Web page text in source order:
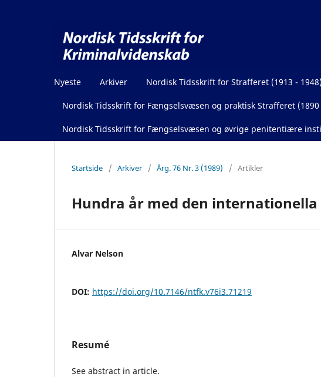
Nyeste Arkiver Nordisk Tidsskrift for Strafferet (1913 - 1948)
Nordisk Tidsskrift for Fængselsvæsen og praktisk Strafferet (1890
Nordisk Tidsskrift for Fængselsvæsen og øvrige penitentiære
Startside / Arkiver / Årg. 76 Nr. 3 (1989) / Artikler
Hundra år med den
Alvar Nelson
DOI: https://doi.org/10.7146/ntfk.v76i3.71219
Resumé
See abstract in article.